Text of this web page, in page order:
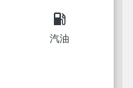
local_gas_station
汽油